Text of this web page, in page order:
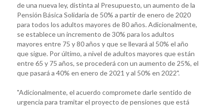
de una nueva ley, distinta al Presupuesto, un aumento de la
Pensión Básica Solidaria de 50% a partir de enero de 2020
para todos los adultos mayores de 80 años. Adicionalmente,
se establece un incremento de 30% para los adultos
mayores entre 75 y 80 años y que se llevará al 50% el año
que sigue. Por último, a nivel de adultos mayores que están
entre 65 y 75 años, se procederá con un aumento de 25%, el
que pasará a 40% en enero de 2021 y al 50% en 2022".
"Adicionalmente, el acuerdo compromete darle sentido de
urgencia para tramitar el proyecto de pensiones que está